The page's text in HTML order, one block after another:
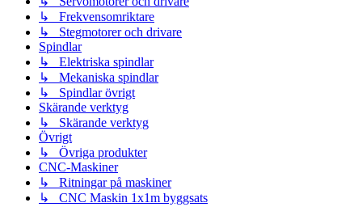
↳ Frekvensomriktare
↳ Stegmotorer och drivare
Spindlar
↳ Elektriska spindlar
↳ Mekaniska spindlar
↳ Spindlar övrigt
Skärande verktyg
↳ Skärande verktyg
Övrigt
↳ Övriga produkter
CNC-Maskiner
↳ Ritningar på maskiner
↳ CNC Maskin 1x1m byggsats